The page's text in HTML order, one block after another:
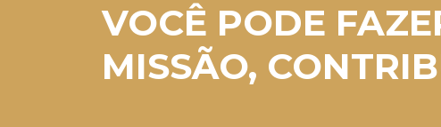
VOCÊ PODE
MISSÃO,